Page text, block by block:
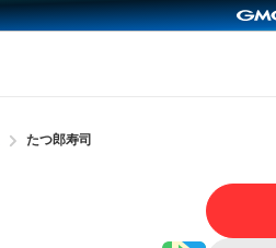
たつ郎寿司